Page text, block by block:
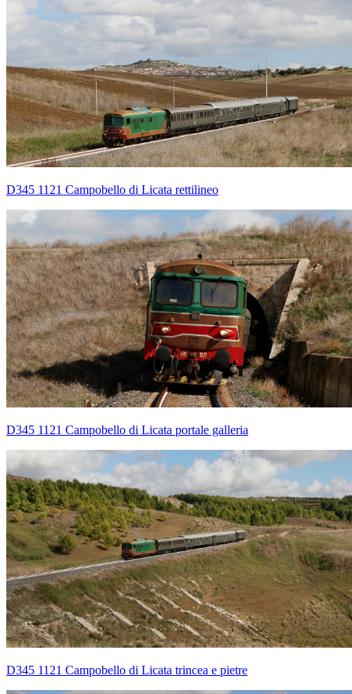
D345 1121 Campobello di Licata rettilineo
D345 1121 Campobello di Licata portale galleria
D345 1121 Campobello di Licata trincea e pietre